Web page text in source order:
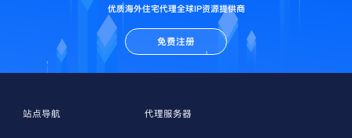
优质海外住宅代理全球IP资源提供商
免费注册
站点导航 代理服务器